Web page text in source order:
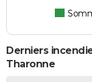
Derniers
Tharonne